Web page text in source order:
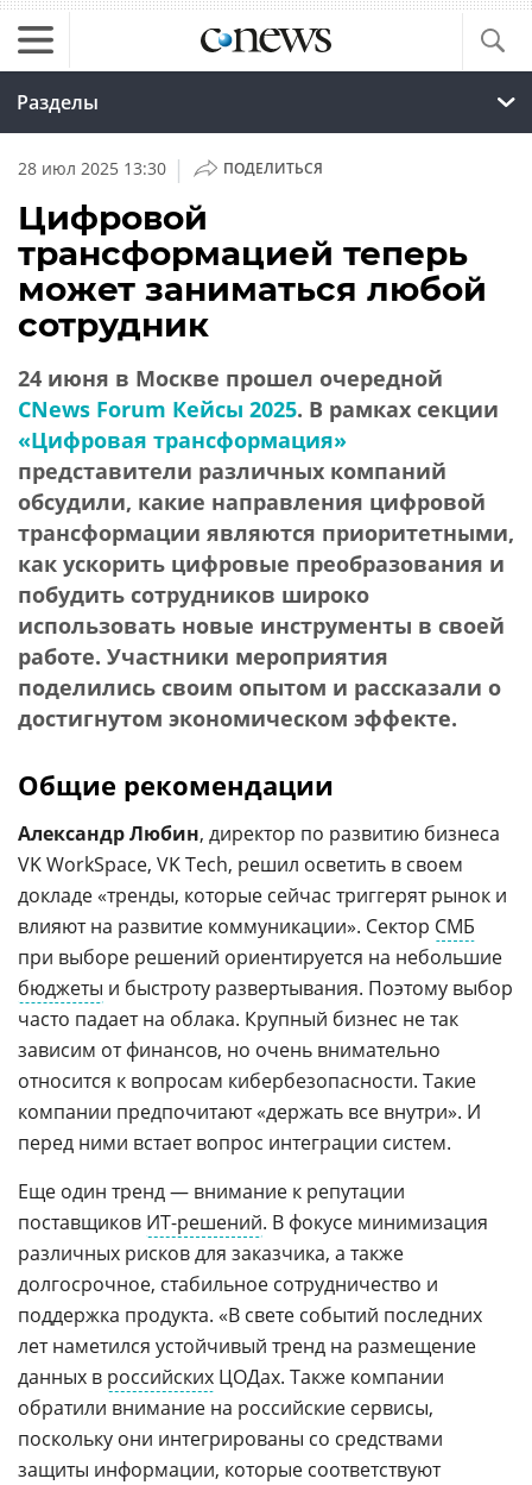
Разделы
28 июл 2025 13:30 | ПОДЕЛИТЬСЯ
Цифровой
трансформацией теперь
может заниматься любой
сотрудник
24 июня в Москве прошел очередной
CNews Forum Кейсы 2025. В рамках секции
«Цифровая трансформация»
представители различных компаний
обсудили, какие направления цифровой
трансформации являются приоритетными,
как ускорить цифровые преобразования и
побудить сотрудников широко
использовать новые инструменты в своей
работе. Участники мероприятия
поделились своим опытом и рассказали о
достигнутом экономическом эффекте.
Общие рекомендации
Александр Любин, директор по развитию бизнеса
VK WorkSpace, VK Tech, решил осветить в своем
докладе «тренды, которые сейчас триггерят рынок и
влияют на развитие коммуникации». Сектор СМБ
при выборе решений ориентируется на небольшие
бюджеты и быстроту развертывания. Поэтому выбор
часто падает на облака. Крупный бизнес не так
зависим от финансов, но очень внимательно
относится к вопросам кибербезопасности. Такие
компании предпочитают «держать все внутри». И
перед ними встает вопрос интеграции систем.
Еще один тренд — внимание к репутации
поставщиков ИТ-решений. В фокусе минимизация
различных рисков для заказчика, а также
долгосрочное, стабильное сотрудничество и
поддержка продукта. «В свете событий последних
лет наметился устойчивый тренд на размещение
данных в российских ЦОДах. Также компании
обратили внимание на российские сервисы,
поскольку они интегрированы со средствами
защиты информации, которые соответствуют